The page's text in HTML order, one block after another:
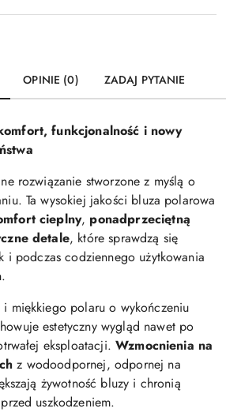
OPINIE (0) ZADAJ PYTANIE
funkcjonalność i nowy
rozwiązanie stworzone z myślą o
Ta wysokiej jakości bluza polarowa
cieplny, ponadprzeciętną
detale, które sprawdzą się
i podczas codziennego użytkowania
miękkiego polaru o wykończeniu
estetyczny wygląd nawet po
eksploatacji.Wzmocnienia na
z wodoodpornej, odpornej na
żywotność bluzy i chronią
uszkodzeniem.